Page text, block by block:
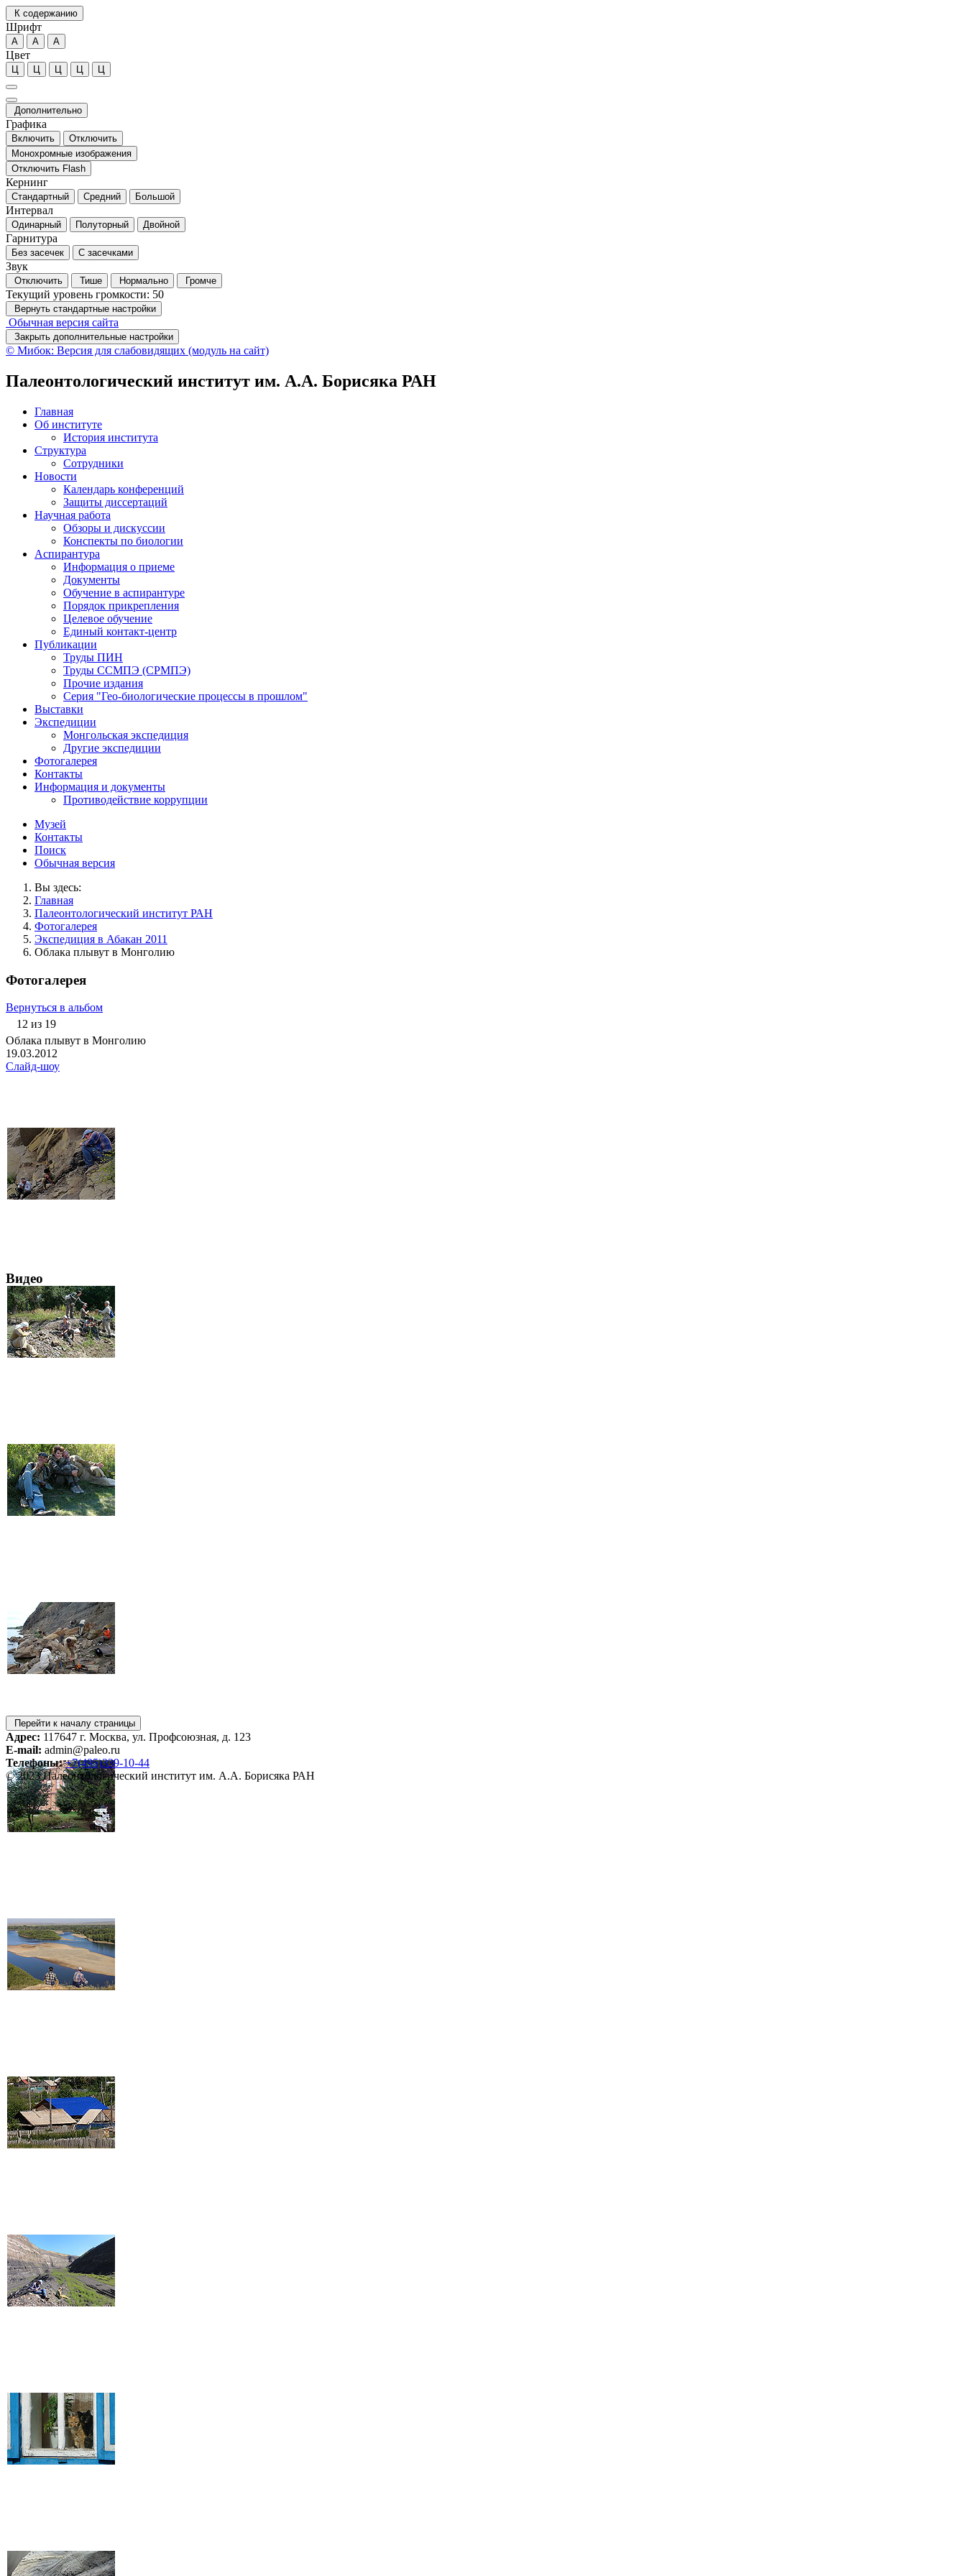
К содержанию
Шрифт
А А А
Цвет
Ц Ц Ц Ц Ц
Дополнительно
Графика
Включить
Отключить
Монохромные изображения
Отключить Flash
Кернинг
Стандартный Средний Большой
Интервал
Одинарный Полуторный Двойной
Гарнитура
Без засечек С засечками
Звук
Отключить Тише Нормально Громче
Текущий уровень громкости: 50
Вернуть стандартные настройки
Обычная версия сайта
Закрыть дополнительные настройки
© Мибок: Версия для слабовидящих (модуль на сайт)
Палеонтологический институт им. А.А. Борисяка РАН
Главная
Об институте
История института
Структура
Сотрудники
Новости
Календарь конференций
Защиты диссертаций
Научная работа
Обзоры и дискуссии
Конспекты по биологии
Аспирантура
Информация о приеме
Документы
Обучение в аспирантуре
Порядок прикрепления
Целевое обучение
Единый контакт-центр
Публикации
Труды ПИН
Труды ССМПЭ (СРМПЭ)
Прочие издания
Серия "Гео-биологические процессы в прошлом"
Выставки
Экспедиции
Монгольская экспедиция
Другие экспедиции
Фотогалерея
Контакты
Информация и документы
Противодействие коррупции
Музей
Контакты
Поиск
Обычная версия
Вы здесь:
Главная
Палеонтологический институт РАН
Фотогалерея
Экспедиция в Абакан 2011
Облака плывут в Монголию
Фотогалерея
Вернуться в альбом
12 из 19
Облака плывут в Монголию
19.03.2012
Слайд-шоу
Видео
Перейти к началу страницы
Адрес: 117647 г. Москва, ул. Профсоюзная, д. 123
E-mail: admin@paleo.ru
Телефоны: +7(495)339-10-44
© 2023 Палеонтологический институт им. А.А. Борисяка РАН